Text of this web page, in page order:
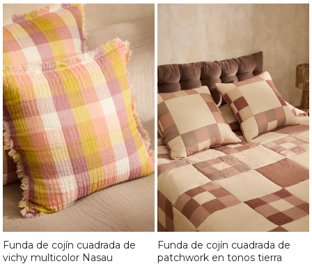
Funda de cojín cuadrada de
vichy multicolor Nasau
Funda de cojín cuadrada de
patchwork en tonos tierra